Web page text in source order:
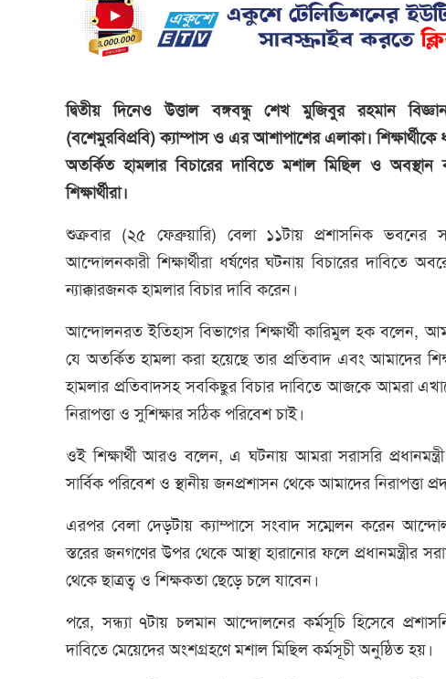
দ্বিতীয় দিনেও উত্তাল বঙ্গবন্ধু শেখ মুজিবুর রহমান
(বশেমুরবিপ্রবি) ক্যাম্পাস ও এর আশাপাশের এলাকা। শিক্ষার্থীকে
অতর্কিত হামলার বিচারের দাবিতে মশাল মিছিল ও অবস্থান
শিক্ষার্থীরা।
শুক্রবার (২৫ ফেব্রুয়ারি) বেলা ১১টায় প্রশাসনিক ভবনের
আন্দোলনকারী শিক্ষার্থীরা ধর্ষণের ঘটনায় বিচারের দাবিতে
ন্যাক্কারজনক হামলার বিচার দাবি করেন।
আন্দোলনরত ইতিহাস বিভাগের শিক্ষার্থী কারিমুল হক বলেন,
যে অতর্কিত হামলা করা হয়েছে তার প্রতিবাদ এবং আমাদের
হামলার প্রতিবাদসহ সবকিছুর বিচার দাবিতে আজকে আমরা
নিরাপত্তা ও সুশিক্ষার সঠিক পরিবেশ চাই।
ওই শিক্ষার্থী আরও বলেন, এ ঘটনায় আমরা সরাসরি
সার্বিক পরিবেশ ও স্থানীয় জনপ্রশাসন থেকে আমাদের নিরাপত্তা
এরপর বেলা দেড়টায় ক্যাম্পাসে সংবাদ সম্মেলন করেন
স্তরের জনগণের উপর থেকে আস্থা হারানোর ফলে প্রধানমন্ত্রীর
থেকে ছাত্রত্ব ও শিক্ষকতা ছেড়ে চলে যাবেন।
পরে, সন্ধ্যা ৭টায় চলমান আন্দোলনের কর্মসূচি হিসেবে
দাবিতে মেয়েদের অংশগ্রহণে মশাল মিছিল কর্মসূচী অনুষ্ঠিত হয়।